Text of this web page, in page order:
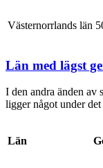
Västernorrlands län
Län med lägst
I den andra änden av
ligger något under
Län